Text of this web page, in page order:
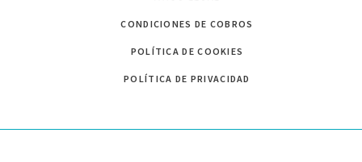
CONDICIONES DE COBROS
POLÍTICA DE COOKIES
POLÍTICA DE PRIVACIDAD